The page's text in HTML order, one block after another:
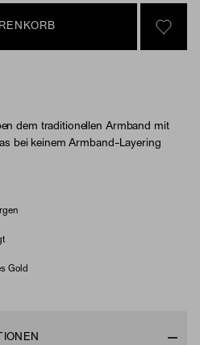
SIGN
dem traditionellen Armband mit
bei keinem Armband-Layering
Gold